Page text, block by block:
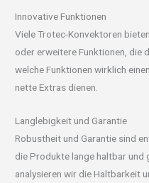
Innovative Funktionen
Viele Trotec-Konvektoren
oder erweitere Funktionen, die
welche Funktionen wirklich
nette Extras dienen.
Langlebigkeit und Garantie
Robustheit und Garantie sind
die Produkte lange haltbar und
analysieren wir die Haltbarkeit